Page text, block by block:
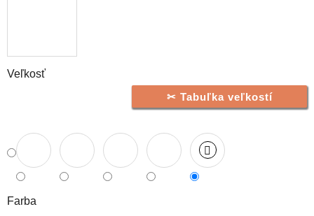
Tabuľka veľkostí
Veľkosť
Farba